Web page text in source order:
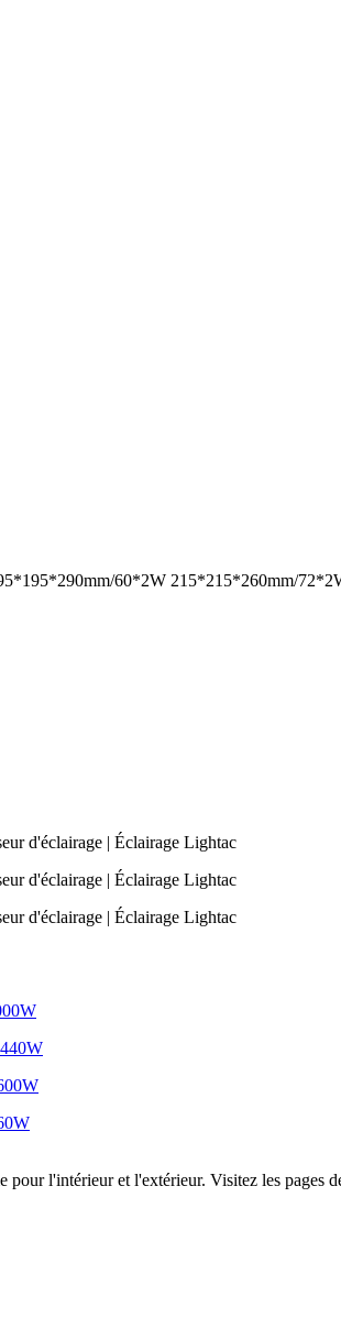
60*2W 215*215*260mm/
l'intérieur et l'extérieur. Visitez les pages